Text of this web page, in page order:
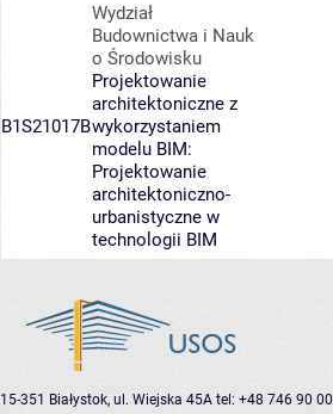
B1S21017B
Wydział
Budownictwa i Nauk
o Środowisku
Projektowanie
architektoniczne z
wykorzystaniem
modelu BIM:
Projektowanie
architektoniczno-
urbanistyczne w
technologii BIM
15-351 Białystok, ul. Wiejska 45A tel: +48 746 90 00